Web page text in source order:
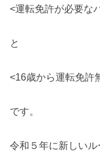
<運転免許が必要な
と
<16歳から運転免許
です。
令和５年に新しい